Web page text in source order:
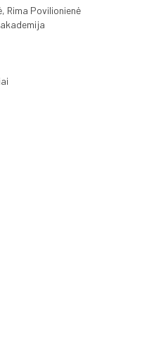
Rima Povilionienė